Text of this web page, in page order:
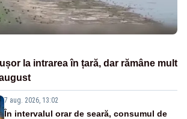
la intrarea în țară, dar rămâne mult
7 aug. 2026, 13:02
În intervalul orar de seară, consumul de